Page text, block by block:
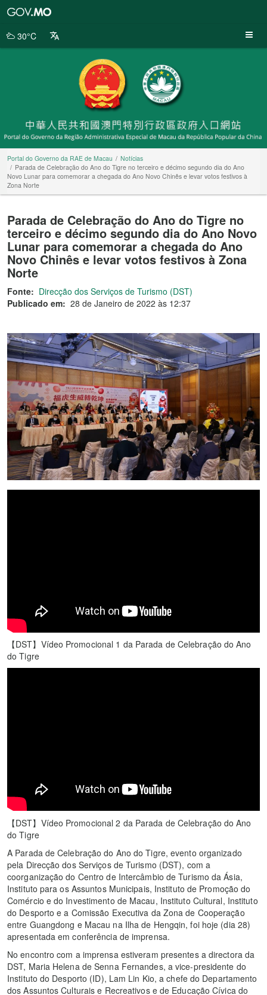
da
30°C
Portal do Governo da RAE de Macau
Notícias
Parada de Celebração do Ano do Tigre no terceiro e décimo segundo dia do Ano
Novo Lunar para comemorar a chegada do Ano Novo Chinês e levar votos festivos à
Zona Norte
Parada de Celebração do Ano do Tigre no
terceiro e décimo segundo dia do Ano Novo
Lunar para comemorar a chegada do Ano
Novo Chinês e levar votos festivos à Zona
Norte
Fonte: Direcção dos Serviços de Turismo (DST)
Publicado em: 28 de Janeiro de 2022 às 12:37
【DST】Vídeo Promocional 1 da Parada de Celebração do Ano
do Tigre
【DST】Vídeo Promocional 2 da Parada de Celebração do Ano
do Tigre
A Parada de Celebração do Ano do Tigre, evento organizado
pela Direcção dos Serviços de Turismo (DST), com a
coorganização do Centro de Intercâmbio de Turismo da Ásia,
Instituto para os Assuntos Municipais, Instituto de Promoção do
Comércio e do Investimento de Macau, Instituto Cultural, Instituto
do Desporto e a Comissão Executiva da Zona de Cooperação
entre Guangdong e Macau na Ilha de Hengqin, foi hoje (dia 28)
apresentada em conferência de imprensa.
No encontro com a imprensa estiveram presentes a directora da
DST, Maria Helena de Senna Fernandes, a vice-presidente do
Instituto do Desporto (ID), Lam Lin Kio, a chefe do Departamento
dos Assuntos Culturais e Recreativos e de Educação Cívica do